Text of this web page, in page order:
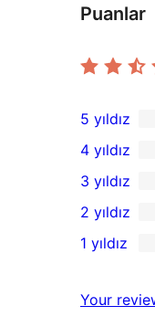
Puanlar
1
5
yıldızlı
inceleme
5 yıldız
4
yıldızlı
inceleme
4 yıldız
0
3
yıldızlı
3 yıldız
2
inceleme
2 yıldız
yıldızlı
1 yıldız
Your